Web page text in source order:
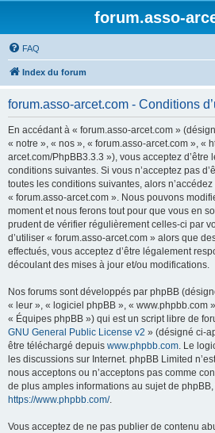
forum.asso-
FAQ
Index du forum
forum.asso-arcet.com - Conditions
En accédant à « forum.asso-arcet.com »
« notre », « nos », « forum.asso-arcet.com », «
arcet.com/PhpBB3.3.3 »), vous acceptez
conditions suivantes. Si vous n’acceptez pas
toutes les conditions suivantes, alors
« forum.asso-arcet.com ». Nous pouvons
moment et nous ferons tout pour que vous en
prudent de vérifier régulièrement celles-ci par
d’utiliser « forum.asso-arcet.com » alors que
effectués, vous acceptez d’être légalement
découlant des mises à jour et/ou modifications.
Nos forums sont développés par phpBB
« leur », « logiciel phpBB », « www.phpbb.com
« Équipes phpBB ») qui est un script libre de
GNU General Public License v2 » (désigné ci-
être téléchargé depuis www.phpbb.com. Le
les discussions sur Internet. phpBB Limited
nous acceptons ou n’acceptons pas comme
de plus amples informations au sujet de
https://www.phpbb.com/.
Vous acceptez de ne pas publier de contenu